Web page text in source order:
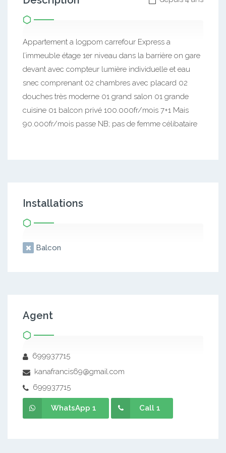
Appartement a logpom carrefour Express a
l’immeuble étage 1er niveau dans la barrière on gare
devant avec compteur lumière individuelle et eau
snec comprenant 02 chambres avec placard 02
douches très moderne 01 grand salon 01 grande
cuisine 01 balcon privé 100.000fr/mois 7+1 Mais
90.000fr/mois passe NB; pas de femme célibataire
Installations
Balcon
Agent
699937715
kanafrancis69@gmail.com
699937715
WhatsApp 1 Call 1